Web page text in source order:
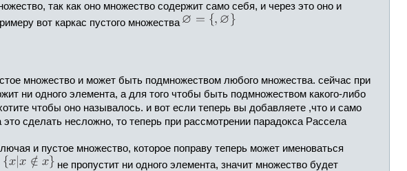
так как оно множество содержит само себя, и через это оно и
вот каркас пустого множества
множество и может быть подмножеством любого множества. сейчас при
ни одного элемента, а для того чтобы быть подмножеством какого-либо
чтобы оно называлось. и вот если теперь вы добавляете ,что и само
сделать несложно, то теперь при рассмотрении парадокса Рассела
и пустое множество, которое поправу теперь может именоваться
не пропустит ни одного элемента, значит множество будет